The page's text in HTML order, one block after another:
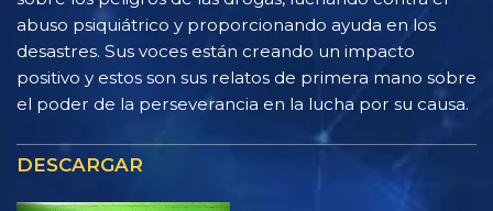
abuso psiquiátrico y proporcionando ayuda en los
desastres. Sus voces están creando un impacto
positivo y estos son sus relatos de primera mano sobre
el poder de la perseverancia en la lucha por su causa.
DESCARGAR